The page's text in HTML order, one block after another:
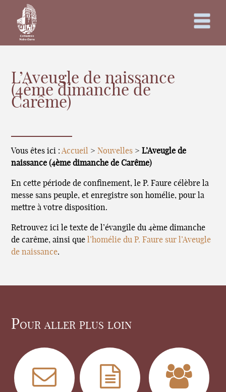
L’Aveugle de naissance
(4ème dimanche de
Carême)
Vous êtes ici :Accueil > Nouvelles >L’Aveugle de
naissance (4ème dimanche de Carême)
En cette période de confinement, le P. Faure célèbre la
messe sans peuple, et enregistre son homélie, pour la
mettre à votre disposition.
Retrouvez ici le texte de l’évangile du 4ème dimanche
de carême, ainsi que l’homélie du P. Faure sur l’Aveugle
de naissance.
Pour aller plus loin